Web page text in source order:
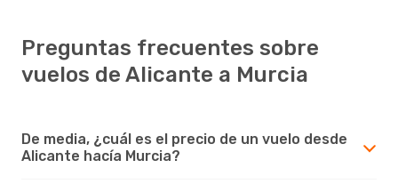
Preguntas frecuentes sobre
vuelos de Alicante a Murcia
De media, ¿cuál es el precio de un vuelo desde
Alicante hacía Murcia?